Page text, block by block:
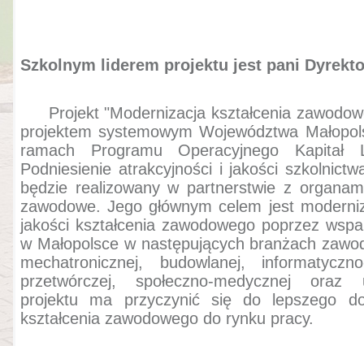
Szkolnym liderem projektu jest pani
Projekt "Modernizacja kształcenia
projektem systemowym Województwa
ramach Programu Operacyjnego Kapitał
Podniesienie atrakcyjności i jakości
będzie realizowany w partnerstwie z
zawodowe. Jego głównym celem jest
jakości kształcenia zawodowego poprzez
w Małopolsce w następujących branżach
mechatronicznej, budowlanej,
przetwórczej, społeczno-medycznej oraz
projektu ma przyczynić się do lepszego
kształcenia zawodowego do rynku pracy.